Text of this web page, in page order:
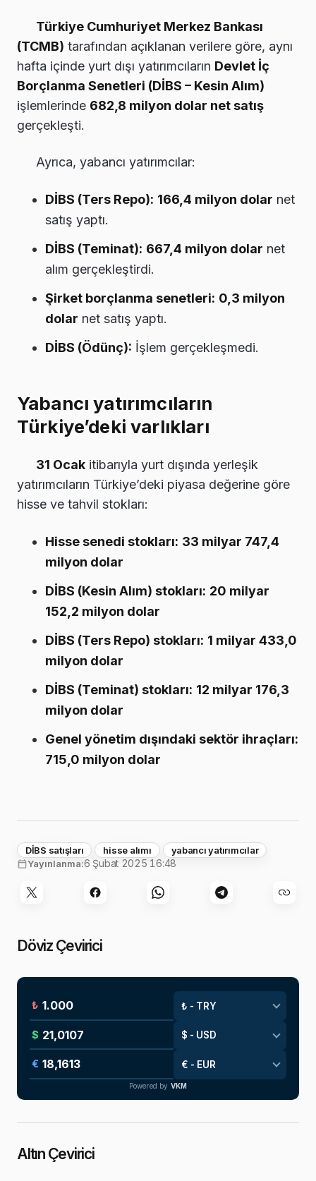
Türkiye Cumhuriyet Merkez Bankası
(TCMB) tarafından açıklanan verilere göre, aynı
hafta içinde yurt dışı yatırımcıların Devlet İç
Borçlanma Senetleri (DİBS – Kesin Alım)
işlemlerinde 682,8 milyon dolar net satış
gerçekleşti.
Ayrıca, yabancı yatırımcılar:
DİBS (Ters Repo): 166,4 milyon dolar net
satış yaptı.
DİBS (Teminat): 667,4 milyon dolar net
alım gerçekleştirdi.
Şirket borçlanma senetleri: 0,3 milyon
dolar net satış yaptı.
DİBS (Ödünç): İşlem gerçekleşmedi.
Yabancı yatırımcıların
Türkiye’deki varlıkları
31 Ocak itibarıyla yurt dışında yerleşik
yatırımcıların Türkiye’deki piyasa değerine göre
hisse ve tahvil stokları:
Hisse senedi stokları: 33 milyar 747,4
milyon dolar
DİBS (Kesin Alım) stokları: 20 milyar
152,2 milyon dolar
DİBS (Ters Repo) stokları: 1 milyar 433,0
milyon dolar
DİBS (Teminat) stokları: 12 milyar 176,3
milyon dolar
Genel yönetim dışındaki sektör ihraçları:
715,0 milyon dolar
DİBS satışları hisse alımı
yabancı yatırımcılar
Yayınlanma:6 Şubat 2025 16:48
Döviz Çevirici
₺
$
€
Powered by VKM
Altın Çevirici